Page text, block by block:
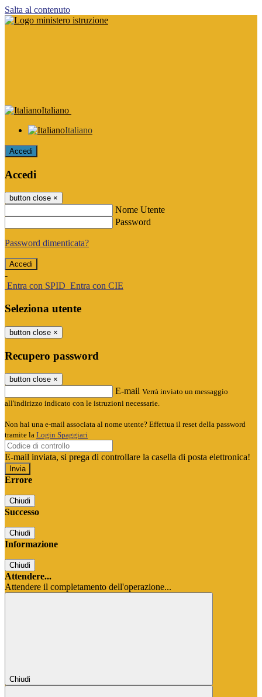
Salta al contenuto
Italiano
Italiano
Accedi
Accedi
button close ×
Nome Utente
Password
Password dimenticata?
-
Entra con SPID Entra con CIE
Seleziona utente
button close ×
Recupero password
button close ×
E-mail Verrà inviato un messaggio
all'indirizzo indicato con le istruzioni necessarie.
Non hai una e-mail associata al nome utente? Effettua il reset della password
tramite la Login Spaggiari
E-mail inviata, si prega di controllare la casella di posta elettronica!
Errore
Chiudi
Successo
Chiudi
Informazione
Chiudi
Attendere...
Attendere il completamento dell'operazione...
Chiudi